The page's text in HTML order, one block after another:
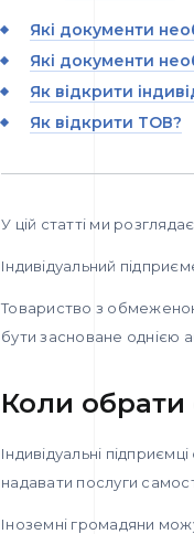
Які документи
Які документи
Як відкрити
Як відкрити ТОВ?
У цій статті ми
Індивідуальний
Товариство з
бути засноване однією
Коли обрати
Індивідуальні
надавати послуги
Іноземні громадяни